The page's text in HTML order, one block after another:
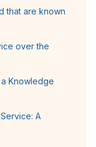
that are known
over the
Knowledge
A